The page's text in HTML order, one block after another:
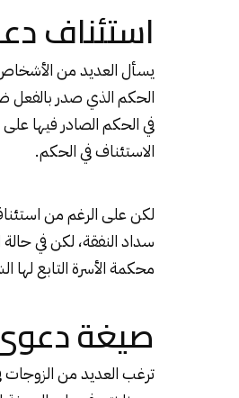
استئناف
يسأل العديد من
الحكم الذي صدر بالفعل
في الحكم الصادر فيها
الاستئناف في الحكم.
لكن على الرغم من
سداد النفقة، لكن في
محكمة الأسرة التابع
صيغة
ترغب العديد من